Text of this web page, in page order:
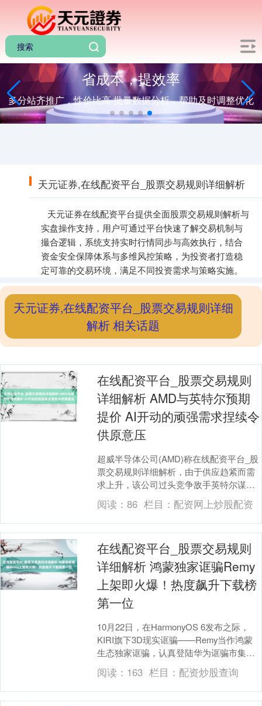
省成本，提效率
多分站齐推广，性价比高 批量数据分析，帮助及时调整优化
天元证券,在线配资平台_股票交易规则详细解析
天元证券在线配资平台提供全面股票交易规则解析与
实盘操作支持，用户可通过平台快速了解交易机制与
撮合逻辑，系统支持实时行情同步与高效执行，结合
资金安全保障体系与多维风控策略，为投资者打造稳
定可靠的交易环境，满足不同投资需求与策略实施。
天元证券,在线配资平台_股票交易规则详细
解析 相关话题
在线配资平台_股票交易规则
详细解析 AMD与英特尔预期
提价 AI开动的顽强需求捏续令
供原意压
超威半导体公司(AMD)称在线配资平台_股
票交易规则详细解析，由于供应趋紧而需
求上升，该公司过头竞争敌手英特尔谋略
普及CPU价钱。 报说念称，两家公司均准
备将C....
阅读：86 栏目： 配资网上炒股配资
在线配资平台_股票交易规则
详细解析 鸿蒙独家诓骗Remy
上架即火爆！热度飙升下载榜
第一位
10月22日，在HarmonyOS 6发布之际，
KIRI旗下3D现实诓骗——Remy当作鸿蒙
生态独家诓骗，认真登陆华为诓骗市集，
已经上架坐窝激励下载应承，热度飞....
阅读： 163 栏目： 配资炒股查询